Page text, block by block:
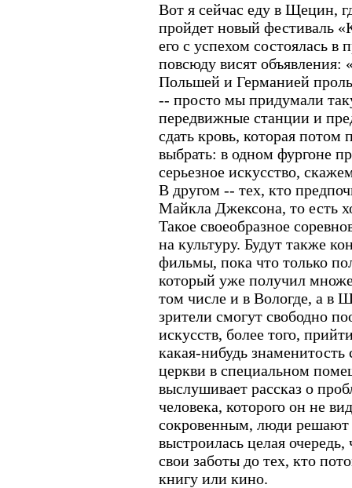
Вот я сейчас еду в Щецин,
пройдет новый фестиваль
его с успехом состоялась
повсюду висят
Польшей и Германией
-- просто мы придумали
передвижные станции и
сдать кровь, которая
выбрать: в одном фургоне
серьезное искусство,
В другом -- тех, кто
Майкла Джексона, то есть
Такое своеобразное
на культуру. Будут также
фильмы, пока что только
который уже получил
том числе и в Вологде, а в
зрители смогут свободно
искусств, более того,
какая-нибудь
церкви в специальном
выслушивает рассказ о
человека, которого он не
сокровенным, люди
выстроилась целая
свои заботы до тех, кто
книгу или кино.